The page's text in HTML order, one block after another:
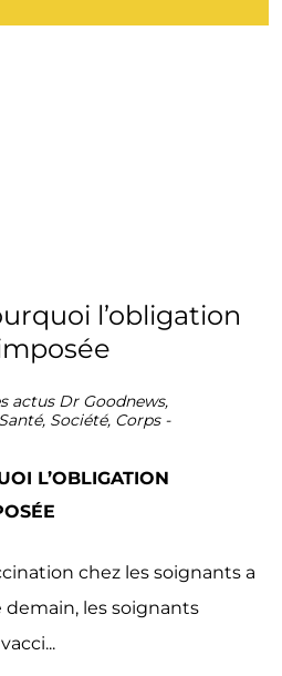
actus Dr Goodnews,
Santé, Société, Corps-
L’OBLIGATION
chez les soignants a
les soignants